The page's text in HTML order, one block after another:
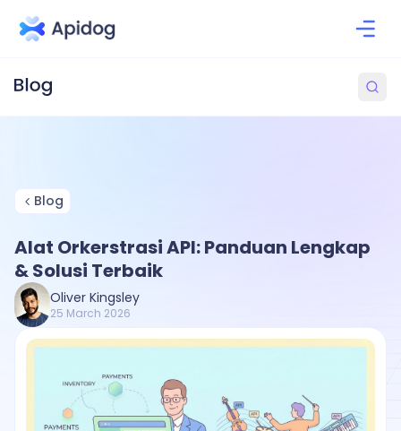
Blog
Alat Orkerstrasi API: Panduan Lengkap
& Solusi Terbaik
Oliver Kingsley
25 March 2026